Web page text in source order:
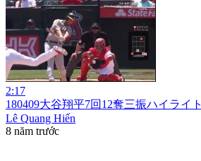
2:17
180409大谷翔平7回12奪三振ハイライト
Lê Quang Hiến
8 năm trước